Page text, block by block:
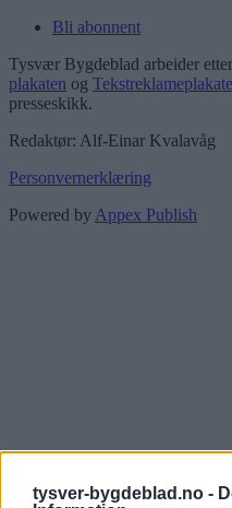
tysver-bygdeblad.no -
Bli abonnent
Tysvær Bygdeblad arbeider etter
plakaten og
presseskikk.
Redaktør: Alf-Einar Kvalavåg
Personvernerklæring
Powered by Appex Publish